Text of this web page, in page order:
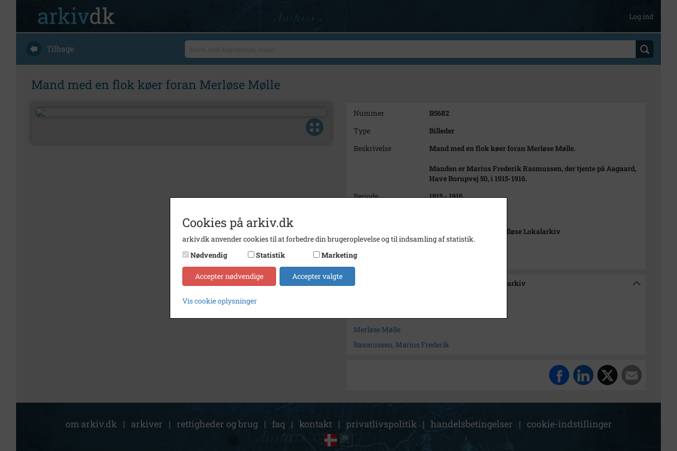
Log ind
Tilbage
Mand med en flok køer foran Merløse Mølle
Nummer
B5682
Type
Billeder
Beskrivelse
Mand med en flok køer foran Merløse Mølle.
Manden er Marius Frederik Rasmussen, der tjente på Aagaard,
Have Borupvej 50, i 1915-1916.
Periode
1915 - 1916
Holbæk-Arkiverne / Tølløse Lokalarkiv
Søg videre i Holbæk-Arkiverne / Tølløse Lokalarkiv
Merløse Mølle
Rasmussen, Marius Frederik
om arkiv.dk | arkiver | rettigheder og brug | faq | kontakt | privatlivspolitik | handelsbetingelser | cookie-indstillinger
Cookies på arkiv.dk
arkiv.dk anvender cookies til at forbedre din brugeroplevelse og til indsamling af statistik.
Nødvendig
Statistik Marketing
Accepter nødvendige Accepter valgte
Vis cookie oplysninger